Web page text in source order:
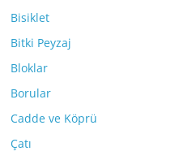
Bisiklet
Bitki Peyzaj
Bloklar
Borular
Cadde ve Köprü
Çatı